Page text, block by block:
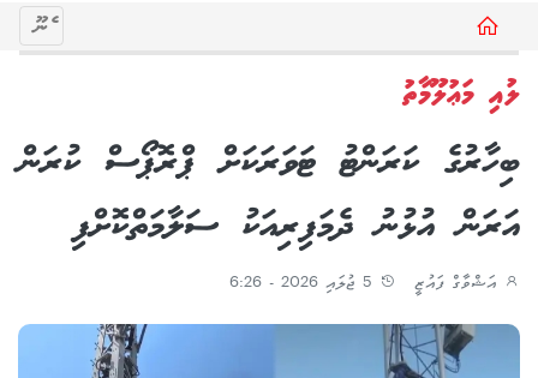
މެނޫ
ލުއި މަޢުލޫމާތު
ބިހާރުގެ ކަރަންޓު ޓަވަރަކަށް ޕްރޮޕޯސް ކުރަން
އަރަން އުޅުނު ދެމަފިރިއަކު ސަލާމަތްކޮށްފި
އަޝްވާގް ފައުޒީ